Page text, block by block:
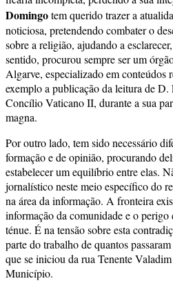
Domingotem querido trazer a
noticiosa, pretendendo combater o
sobre a religião, ajudando a
sentido, procurou sempre ser um
Algarve, especializado em conteúdos
exemplo a publicação da leitura de
Concílio Vaticano II, durante a sua
magna.
Por outro lado, tem sido necessário
formação e de opinião, procurando
estabelecer um equilíbrio entre elas.
jornalístico neste meio específico do
na área da informação. A fronteira
informação da comunidade e o perigo
ténue. É na tensão sobre esta
parte do trabalho de quantos
que se iniciou da rua Tenente
Município.